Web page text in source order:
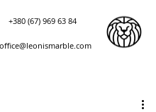
+380 (67) 969 63 84
office@leonismarble.com